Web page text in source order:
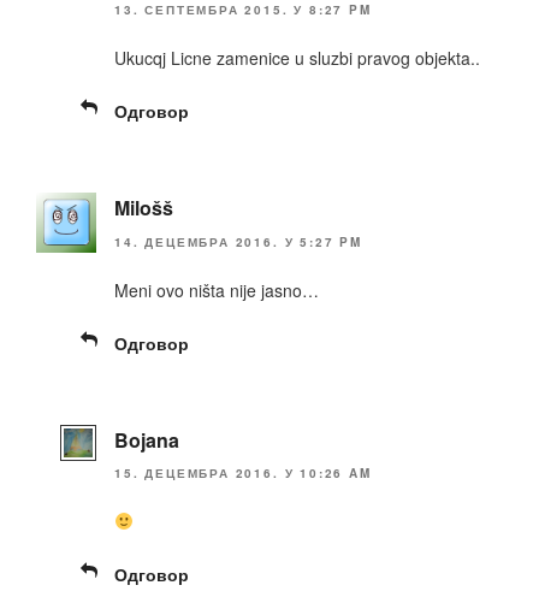
13. СЕПТЕМБРА 2015. У 8:27 PM
Ukucqj Licne zamenice u sluzbi pravog objekta..
Одговор
Milošš
14. ДЕЦЕМБРА 2016. У 5:27 PM
Meni ovo ništa nije jasno…
Одговор
Bojana
15. ДЕЦЕМБРА 2016. У 10:26 AM
Одговор